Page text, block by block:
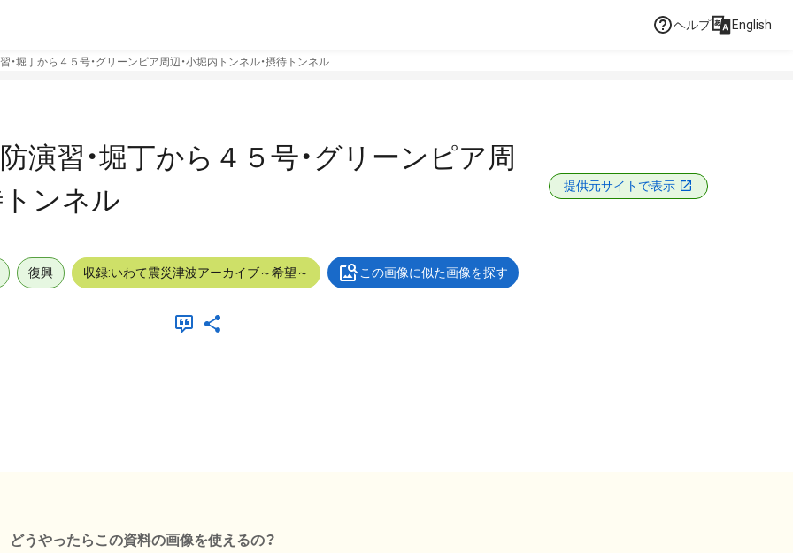
ヘルプ English
・堀丁から４５号・グリーンピア周辺・小堀内トンネル・摂待トンネル
演習・堀丁から４５号・グリーンピア周
トンネル
提供元サイトで表示
復興 収録:いわて震災津波アーカイブ～希望～ この画像に似た画像を探す
どうやったらこの資料の画像を使えるの？